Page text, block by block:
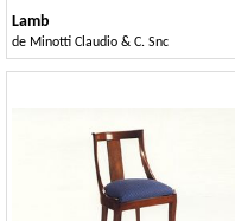
Lamb
de Minotti Claudio & C. Snc